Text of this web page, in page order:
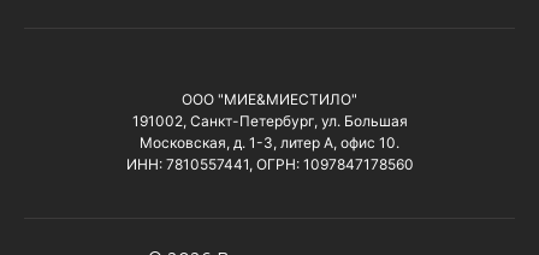
ООО "МИЕ&МИЕСТИЛО"
191002, Санкт-Петербург, ул. Большая
Московская, д. 1-3, литер А, офис 10.
ИНН: 7810557441, ОГРН: 1097847178560